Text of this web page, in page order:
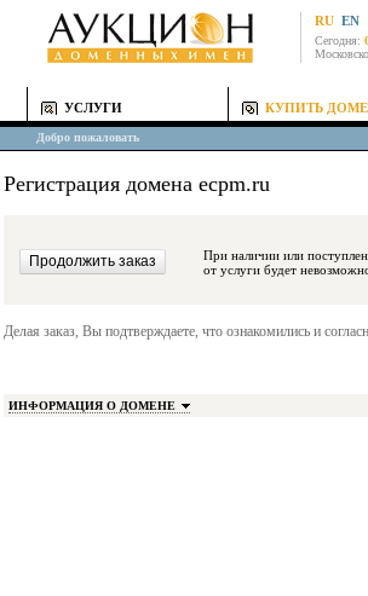
RU EN
Сегодня:
УСЛУГИ КУПИТЬ
Добро пожаловать
Регистрация домена ecpm.ru
При наличии или поступлении
от услуги будет
Делая заказ, Вы подтверждаете, что ознакомились и
ИНФОРМАЦИЯ О ДОМЕНЕ